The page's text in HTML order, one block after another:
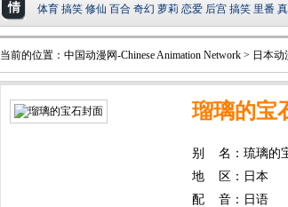
情
体育 搞笑 修仙 百合 奇幻 萝莉 恋爱 后宫 搞笑 里番
当前的位置： 中国动漫网-Chinese Animation Network > 日本动
瑠璃的宝
别 名：琉璃的
地 区：日本
配 音：日语